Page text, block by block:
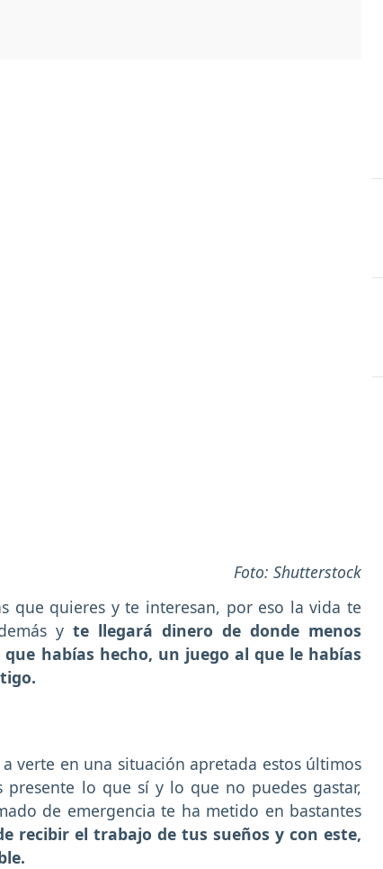
Foto: Shutterstock
que quieres y te interesan, por eso la vida te
y te llegará dinero de donde menos
habías hecho, un juego al que le habías
verte en una situación apretada estos últimos
lo que sí y lo que no puedes gastar,
de emergencia te ha metido en bastantes
recibir el trabajo de tus sueños y con este,